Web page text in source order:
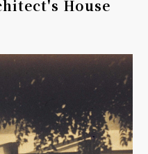
House